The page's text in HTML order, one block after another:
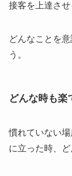
接客を上達させ
どんなことを
う。
どんな時も楽
慣れていない
に立った時、